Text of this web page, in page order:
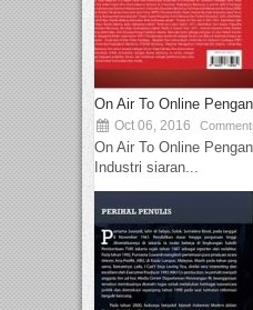
On Air To Online
Oct 06, 2016
On Air To Online
Industri siaran...